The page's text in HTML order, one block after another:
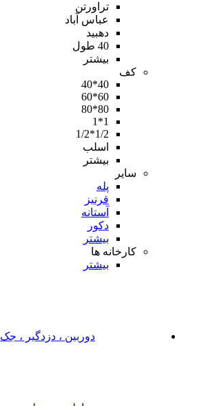
تراورتن
عباس آباد
دهبید
40 طول
بیشتر
کف
40*40
60*60
80*80
1*1
1/2*1/2
اسلب
بیشتر
سایر
پله
قرنیز
آستانه
دکور
بیشتر
کارخانه ها
بیشتر
دوربین ، دزدگیر ، جک